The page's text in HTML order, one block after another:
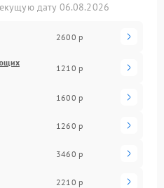
дату 06.08.2026
2600 р
1210 р
1600 р
1260 р
3460 р
2210 р